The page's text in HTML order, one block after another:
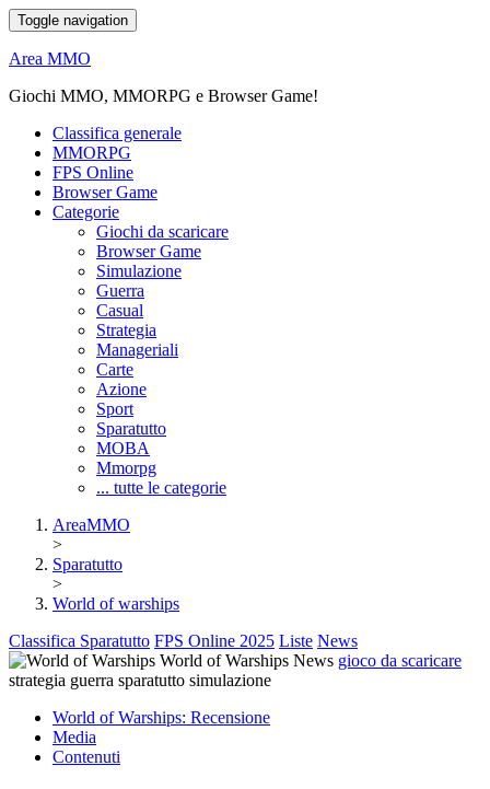
Toggle navigation
Area MMO
Giochi MMO, MMORPG e Browser Game!
Classifica generale
MMORPG
FPS Online
Browser Game
Categorie
Giochi da scaricare
Browser Game
Simulazione
Guerra
Casual
Strategia
Manageriali
Carte
Azione
Sport
Sparatutto
MOBA
Mmorpg
... tutte le categorie
AreaMMO
>
Sparatutto
>
World of warships
Classifica Sparatutto FPS Online 2025 Liste News
World of Warships News gioco da scaricare
strategia guerra sparatutto simulazione
World of Warships: Recensione
Media
Contenuti